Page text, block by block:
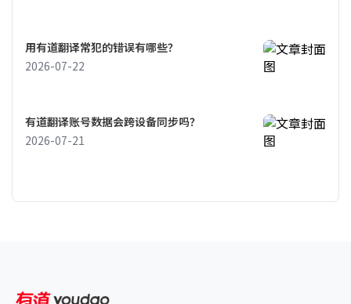
用有道翻译常犯的错误有哪些？
2026-07-22
有道翻译账号数据会跨设备同步吗？
2026-07-21